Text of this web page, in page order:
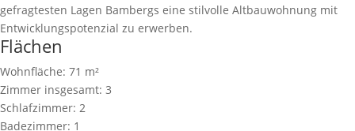
gefragtesten Lagen Bambergs eine stilvolle Altbauwohnung mit
Entwicklungspotenzial zu erwerben.
Flächen
Wohnfläche: 71 m²
Zimmer insgesamt: 3
Schlafzimmer: 2
Badezimmer: 1